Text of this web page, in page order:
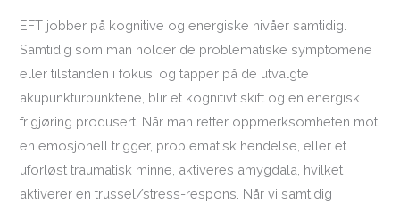
EFT jobber på kognitive og energiske nivåer samtidig.
Samtidig som man holder de problematiske symptomene
eller tilstanden i fokus, og tapper på de utvalgte
akupunkturpunktene, blir et kognitivt skift og en energisk
frigjøring produsert. Når man retter oppmerksomheten mot
en emosjonell trigger, problematisk hendelse, eller et
uforløst traumatisk minne, aktiveres amygdala, hvilket
aktiverer en trussel/stress-respons. Når vi samtidig